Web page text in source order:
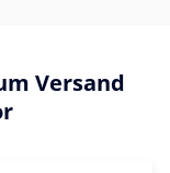
Versand